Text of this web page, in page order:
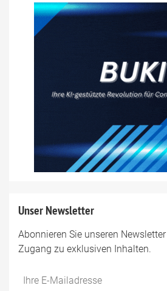
Unser Newsletter
Abonnieren Sie unseren
Zugang zu exklusiven Inhalten.
Do
*Ihre